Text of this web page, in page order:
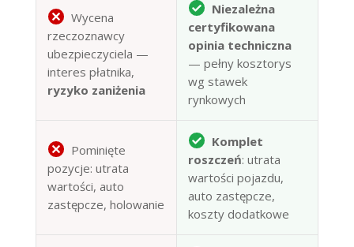
Wycena
rzeczoznawcy
ubezpieczyciela —
interes płatnika,
ryzyko zaniżenia
Niezależna
certyfikowana
opinia techniczna
— pełny kosztorys
wg stawek
rynkowych
Pominięte
pozycje: utrata
wartości, auto
zastępcze, holowanie
Komplet
roszczeń: utrata
wartości pojazdu,
auto zastępcze,
koszty dodatkowe